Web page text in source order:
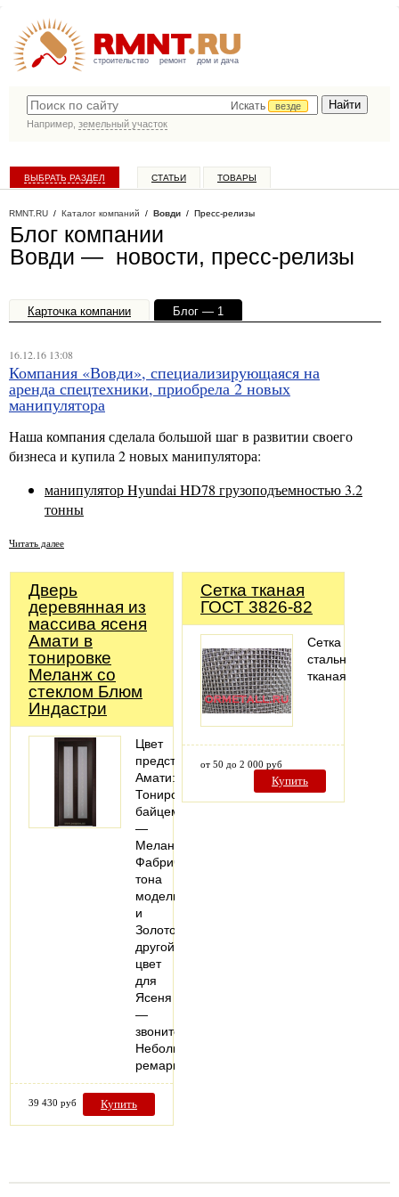
строительство ремонт дом и дача
Искать
везде
Например, земельный участок
ВЫБРАТЬ РАЗДЕЛ СТАТЬИ ТОВАРЫ
RMNT.RU / Каталог компаний / Вовди / Пресс-релизы
Блог компании
Вовди — новости, пресс-релизы
Карточка компании
Блог — 1
16.12.16 13:08
Компания «Вовди», специализирующаяся на
аренда спецтехники, приобрела 2 новых
манипулятора
Наша компания сделала большой шаг в развитии своего
бизнеса и купила 2 новых манипулятора:
манипулятор Hyundai HD78 грузоподъемностью 3.2
тонны
Читать далее
Дверь
деревянная из
массива ясеня
Амати в
тонировке
Меланж со
стеклом Блюм
Индастри
Цвет
представленной
Амати:
Тонировка
байцем
—
Меланж
Фабричные
тона
модели:МеланжМолоко
и
ЗолотоХотите
другой
цвет
для
Ясеня
—
звоните!
Небольшая
ремарка…
39 430 руб Купить
Сетка тканая
ГОСТ 3826-82
Сетка
стальная
тканая
от 50 до 2 000 руб
Купить